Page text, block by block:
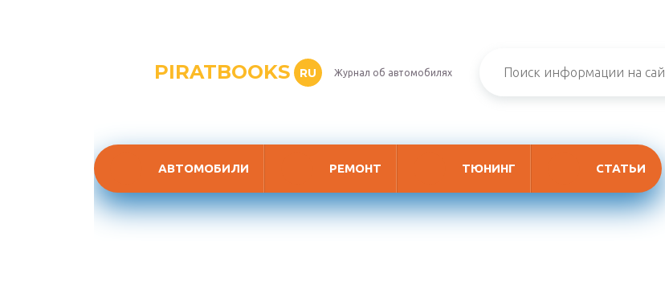
PIRATBOOKS RU Журнал об автомобилях
АВТОМОБИЛИ РЕМОНТ ТЮНИНГ СТАТЬИ